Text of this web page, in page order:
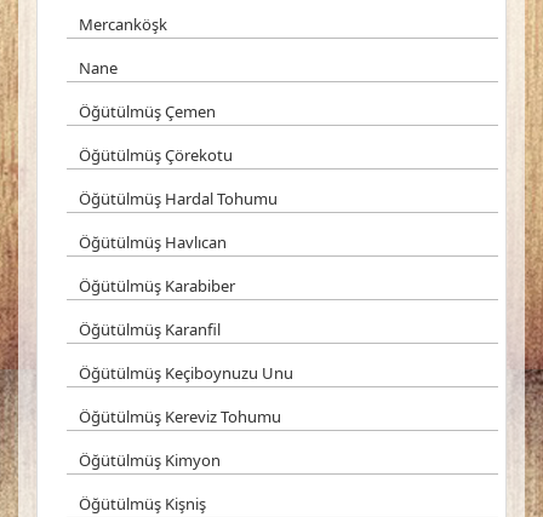
Mercanköşk
Nane
Öğütülmüş Çemen
Öğütülmüş Çörekotu
Öğütülmüş Hardal Tohumu
Öğütülmüş Havlıcan
Öğütülmüş Karabiber
Öğütülmüş Karanfil
Öğütülmüş Keçiboynuzu Unu
Öğütülmüş Kereviz Tohumu
Öğütülmüş Kimyon
Öğütülmüş Kişniş